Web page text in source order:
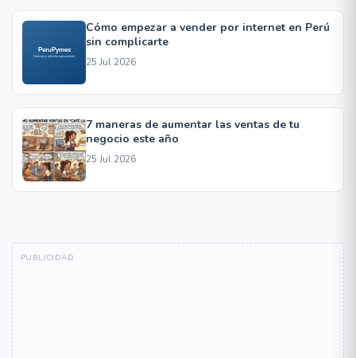
Cómo empezar a vender por internet en Perú
sin complicarte
25 Jul 2026
7 maneras de aumentar las ventas de tu
negocio este año
25 Jul 2026